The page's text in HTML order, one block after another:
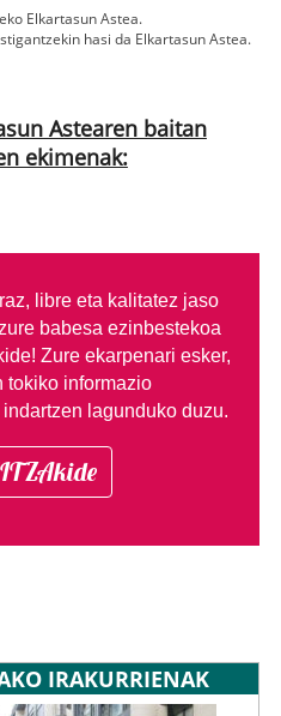
Elkartasun Astea.
hasi da Elkartasun Astea.
Astearen baitan
ekimenak:
libre eta kalitatez jaso
babesa ezinbestekoa
Zure ekarpenari esker,
tokiko informazio
lagunduko duzu.
IRAKURRIENAK